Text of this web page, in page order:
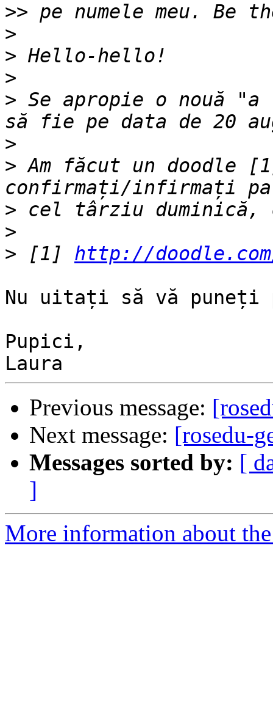
>>
>
>
>
> Se apropie o nouă
>
> Am făcut un doodle
>
>
> [1] http://doodle.com/
Nu uitați să vă puneți
Pupici,
Previous message:
Next message: [rosedu-
Messages sorted by: [
]
More information about